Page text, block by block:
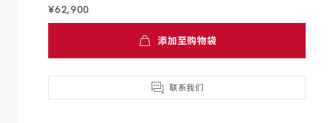
¥62,900
配
退
添加至购物袋
联系我们